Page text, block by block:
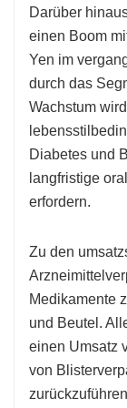
Darüber
einen Boom
Yen im
durch das
Wachstum
Diabetes und
langfristige
erfordern.
Zu den
Medikamente
und Beutel.
einen Umsatz
von